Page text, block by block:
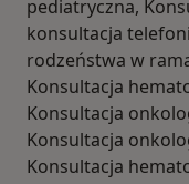
pediatryczna,
konsultacja
rodzeństwa w
Konsultacja
Konsultacja
Konsultacja
Konsultacja